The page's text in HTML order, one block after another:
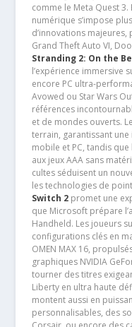
comme le Meta Quest 3.
numérique s’impose
d’innovations
Grand Theft Auto VI,
Stranding 2: On the
l’expérience immersive
encore PC ultra-
Avowed ou Star Wars
références
et de mondes ouverts.
terrain, garantissant
mobile et PC, tandis
aux jeux AAA sans
cultes séduisent un
les technologies de
Switch 2promet une
que Microsoft prépare
Handheld. Les joueurs
configurations clés en
OMEN MAX 16,
graphiques NVIDIA
tourner des titres
Liberty en ultra haute
montent aussi en
personnalisables, des